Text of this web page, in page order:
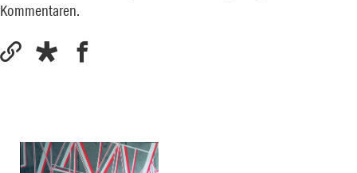
Kommentaren.